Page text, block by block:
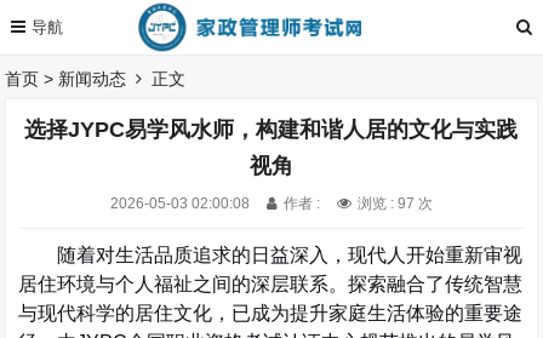
首页 > 新闻动态 正文
选择JYPC易学风水师，构建和谐人居的文化与实践
视角
2026-05-03 02:00:08 作者 : 浏览 : 97 次
随着对生活品质追求的日益深入，现代人开始重新审视
居住环境与个人福祉之间的深层联系。探索融合了传统智慧
与现代科学的居住文化，已成为提升家庭生活体验的重要途